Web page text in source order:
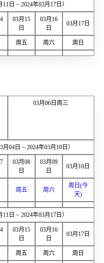
日 ~ 2024年03月17日）
03月15
日
03月16
日
03月17日
周五 周六 周日
03月06日周三
04日 ~ 2024年03月10日）
03月08
日
03月09
日
03月10日
周五 周六
周日(今
天)
日 ~ 2024年03月17日）
03月15
日
03月16
日
03月17日
周五 周六 周日